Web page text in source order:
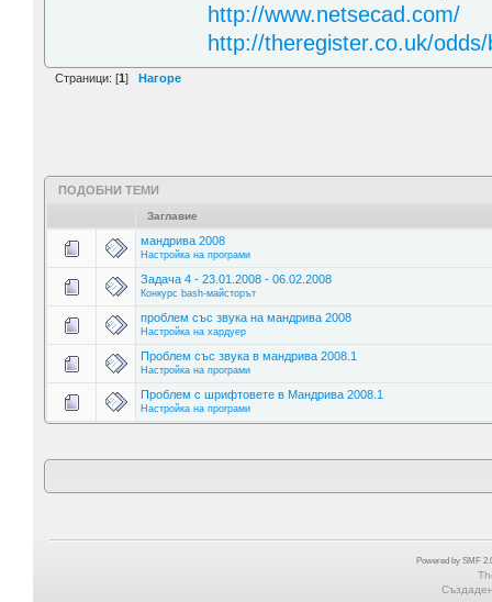
http://www.netsecad.com/
http://theregister.co.uk/
Страници: [1] Нагоре
ПОДОБНИ ТЕМИ
Заглавие
мандрива 2008
Настройка на програми
Задача 4 - 23.01.2008 - 06.02.2008
Конкурс bash-майсторът
проблем със звука на мандрива 2008
Настройка на хардуер
Проблем със звука в мандрива 2008.1
Настройка на програми
Проблем с шрифтовете в Мандрива 2008.1
Настройка на програми
Powered by SMF